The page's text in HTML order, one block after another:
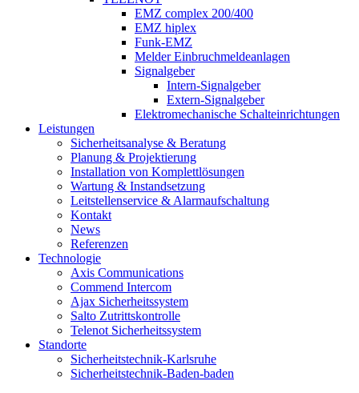
EMZ complex 200/400
EMZ hiplex
Funk-EMZ
Melder Einbruchmeldeanlagen
Signalgeber
Intern-Signalgeber
Extern-Signalgeber
Elektromechanische Schalteinrichtungen
Leistungen
Sicherheitsanalyse & Beratung
Planung & Projektierung​
Installation von Komplettlösungen
Wartung & Instandsetzung
Leitstellenservice & Alarmaufschaltung
Kontakt
News
Referenzen
Technologie
Axis Communications
Commend Intercom
Ajax Sicherheitssystem​
Salto Zutrittskontrolle
Telenot Sicherheitssystem
Standorte
Sicherheitstechnik-Karlsruhe
Sicherheitstechnik-Baden-baden